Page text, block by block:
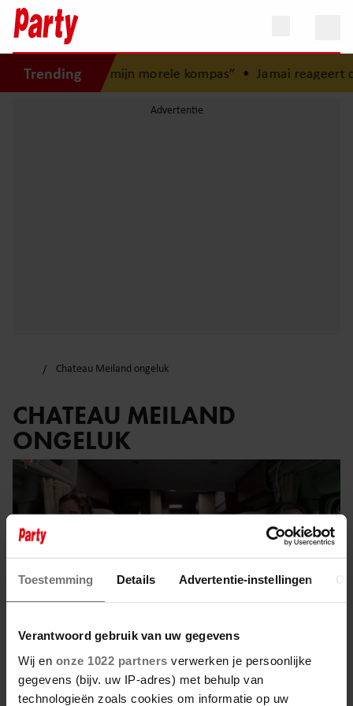
Toestemming Details Advertentie-instellingen
Verantwoord gebruik van uw gegevens
Wij en onze 1022 partners verwerken je persoonlijke
gegevens (bijv. uw IP-adres) met behulp van
technologieën zoals cookies om informatie op uw
Trending
“Mijn zus is mijn morele kompas”•Jamai reageert
Chateau Meiland ongeluk
CHATEAU MEILAND
ONGELUK